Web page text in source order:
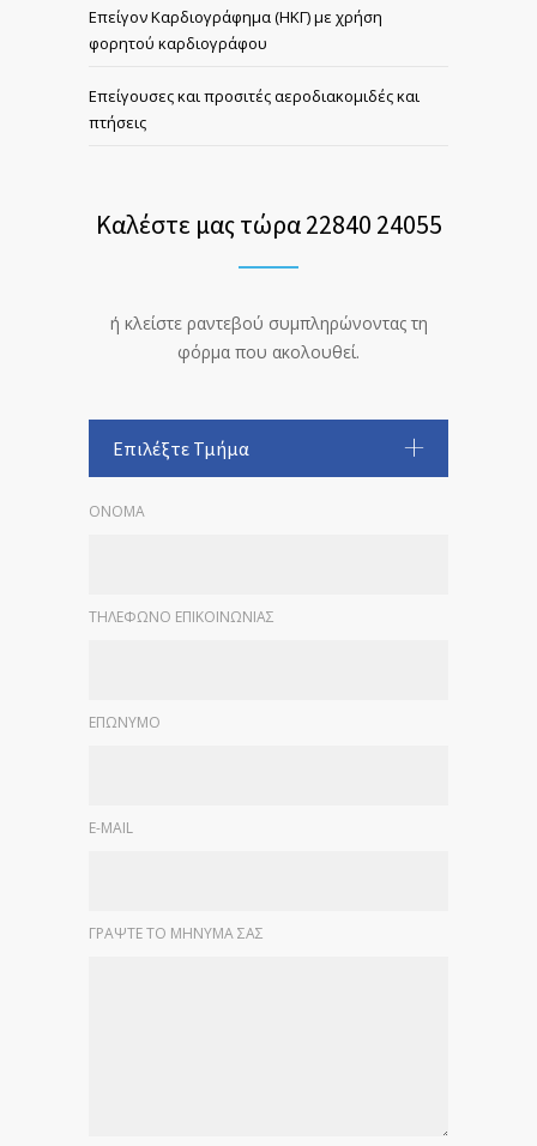
Επείγον Καρδιογράφημα (ΗΚΓ) με χρήση
φορητού καρδιογράφου
Επείγουσες και προσιτές αεροδιακομιδές και
πτήσεις
Καλέστε μας τώρα 22840 24055
ή κλείστε ραντεβού συμπληρώνοντας τη
φόρμα που ακολουθεί.
Επιλέξτε Τμήμα
ΟΝΟΜΑ
ΤΗΛΕΦΩΝΟ ΕΠΙΚΟΙΝΩΝΙΑΣ
ΕΠΩΝΥΜΟ
E-MAIL
ΓΡΑΨΤΕ ΤΟ ΜΗΝΥΜΑ ΣΑΣ